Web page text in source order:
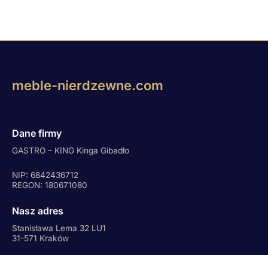
meble-nierdzewne.com
Dane firmy
GASTRO – KING Kinga Gibadło
NIP: 6842436712
REGON: 180671080
Nasz adres
Stanisława Lema 32 LU1
31-571 Kraków